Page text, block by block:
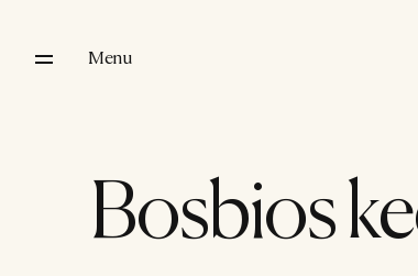
Menu
Bosbios